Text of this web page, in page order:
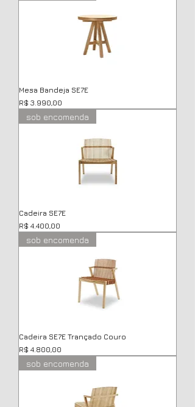
Mesa Bandeja SE7E
Preço
R$ 3.990,00
sob encomenda
Cadeira SE7E
Preço
R$ 4.400,00
sob encomenda
Cadeira SE7E Trançado Couro
Preço
R$ 4.800,00
sob encomenda